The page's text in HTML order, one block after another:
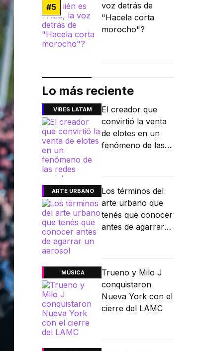
#5
voz detrás de
"Hacela corta
morocho"?
Lo más reciente
VIBES LATAM
El creador que
convirtió la venta
de elotes en un
fenómeno de las
ARTE URBANO
Los términos del
arte urbano que
tenés que conocer
antes de agarrar
MÚSICA
Trueno y Milo J
conquistaron
Nueva York con el
cierre del LAMC